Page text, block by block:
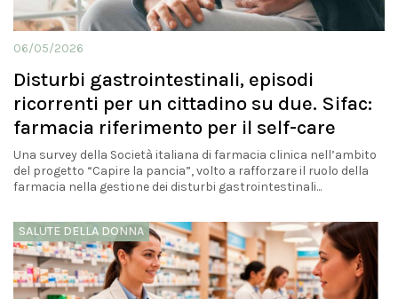
06/05/2026
Disturbi gastrointestinali, episodi
ricorrenti per un cittadino su due. Sifac:
farmacia riferimento per il self-care
Una survey della Società italiana di farmacia clinica nell’ambito
del progetto “Capire la pancia”, volto a rafforzare il ruolo della
farmacia nella gestione dei disturbi gastrointestinali...
SALUTE DELLA DONNA